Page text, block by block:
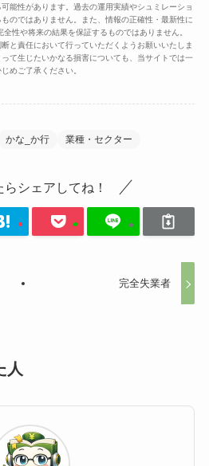
能性があります。過去の運用実績やシュミレーショ
のではありません。また、情報の正確性・最新性に
性や将来の結果を保証するものではありません。
と責任において行っていただくようお願いいたしま
て生じたいかなる損害についても、当サイトでは一
めご了承ください。
かな_か行 業種・セクター
らシェアしてね！
完全失業者
人